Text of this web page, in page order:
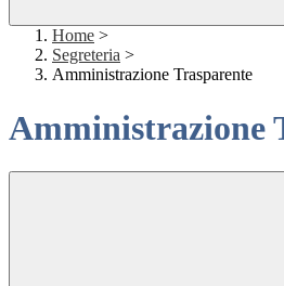
Home >
Segreteria >
Amministrazione Trasparente
Amministrazione